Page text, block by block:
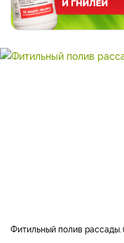
фитильный полив рассады.